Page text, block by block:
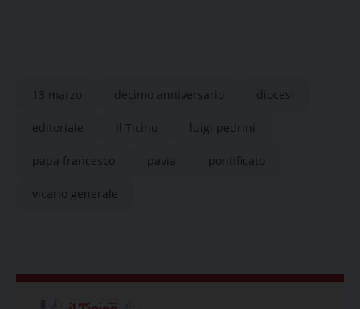
13 marzo decimo anniversario diocesi
editoriale Il Ticino luigi pedrini
papa francesco pavia pontificato
vicario generale